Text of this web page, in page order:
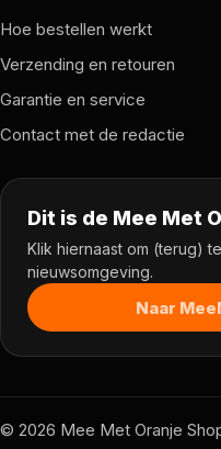
Hoe bestellen werkt
Verzending en retouren
Garantie en service
Contact met de redactie
Dit is de Mee Met
Klik hiernaast om (terug)
nieuwsomgeving.
Naar
© 2026 Mee Met Oranje